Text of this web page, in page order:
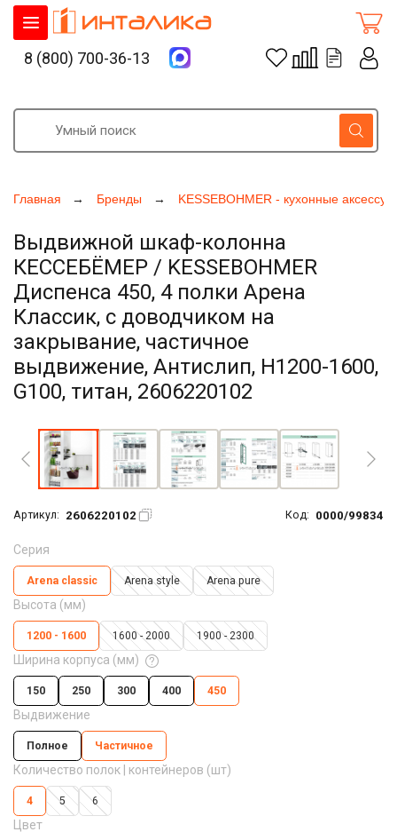
Главная Бренды KESSEBOHMER - кухонные
Выдвижной шкаф-колонна
КЕССЕБЁМЕР / KESSEBOHMER
Диспенса 450, 4 полки Арена
Классик, с доводчиком на
закрывание, частичное
выдвижение, Антислип, H1200-1600,
G100, титан, 2606220102
Артикул: 2606220102 Код: 0000/99834
Серия
Arena classic Arena style Arena pure
Высота (мм)
1200 - 1600 1600 - 2000 1900 - 2300
Ширина корпуса (мм)
150 250 300 400 450
Выдвижение
Полное Частичное
Количество полок | контейнеров (шт)
4 5 6
Цвет
8 (800) 700-36-13